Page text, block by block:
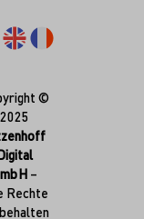
©
2025
–
Rechte